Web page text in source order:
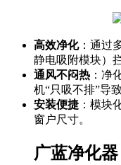
高效净化：通过
静电吸附模块）
通风不闷热 ：净
机“只吸不排”导
安装便捷 ：模块
窗户尺寸。
广蓝净化